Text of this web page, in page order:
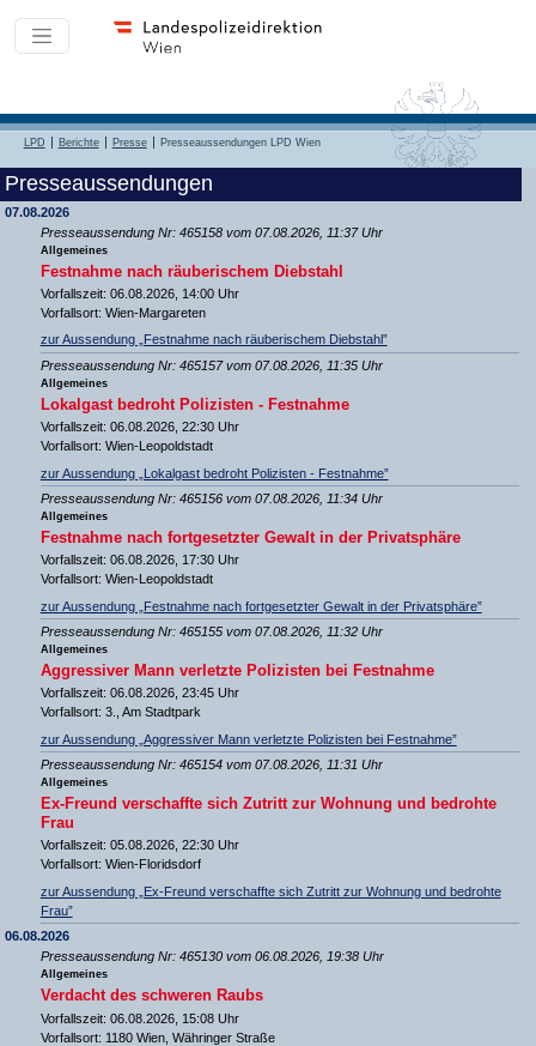
LPD Berichte Presse Presseaussendungen LPD Wien
Presseaussendungen
07.08.2026
Presseaussendung Nr: 465158 vom 07.08.2026, 11:37 Uhr
Allgemeines
Festnahme nach räuberischem Diebstahl
Vorfallszeit: 06.08.2026, 14:00 Uhr
Vorfallsort: Wien-Margareten
zur Aussendung „Festnahme nach räuberischem Diebstahl”
Presseaussendung Nr: 465157 vom 07.08.2026, 11:35 Uhr
Allgemeines
Lokalgast bedroht Polizisten - Festnahme
Vorfallszeit: 06.08.2026, 22:30 Uhr
Vorfallsort: Wien-Leopoldstadt
zur Aussendung „Lokalgast bedroht Polizisten - Festnahme”
Presseaussendung Nr: 465156 vom 07.08.2026, 11:34 Uhr
Allgemeines
Festnahme nach fortgesetzter Gewalt in der Privatsphäre
Vorfallszeit: 06.08.2026, 17:30 Uhr
Vorfallsort: Wien-Leopoldstadt
zur Aussendung „Festnahme nach fortgesetzter Gewalt in der Privatsphäre”
Presseaussendung Nr: 465155 vom 07.08.2026, 11:32 Uhr
Allgemeines
Aggressiver Mann verletzte Polizisten bei Festnahme
Vorfallszeit: 06.08.2026, 23:45 Uhr
Vorfallsort: 3., Am Stadtpark
zur Aussendung „Aggressiver Mann verletzte Polizisten bei Festnahme”
Presseaussendung Nr: 465154 vom 07.08.2026, 11:31 Uhr
Allgemeines
Ex-Freund verschaffte sich Zutritt zur Wohnung und bedrohte
Frau
Vorfallszeit: 05.08.2026, 22:30 Uhr
Vorfallsort: Wien-Floridsdorf
zur Aussendung „Ex-Freund verschaffte sich Zutritt zur Wohnung und bedrohte
Frau”
06.08.2026
Presseaussendung Nr: 465130 vom 06.08.2026, 19:38 Uhr
Allgemeines
Verdacht des schweren Raubs
Vorfallszeit: 06.08.2026, 15:08 Uhr
Vorfallsort: 1180 Wien, Währinger Straße